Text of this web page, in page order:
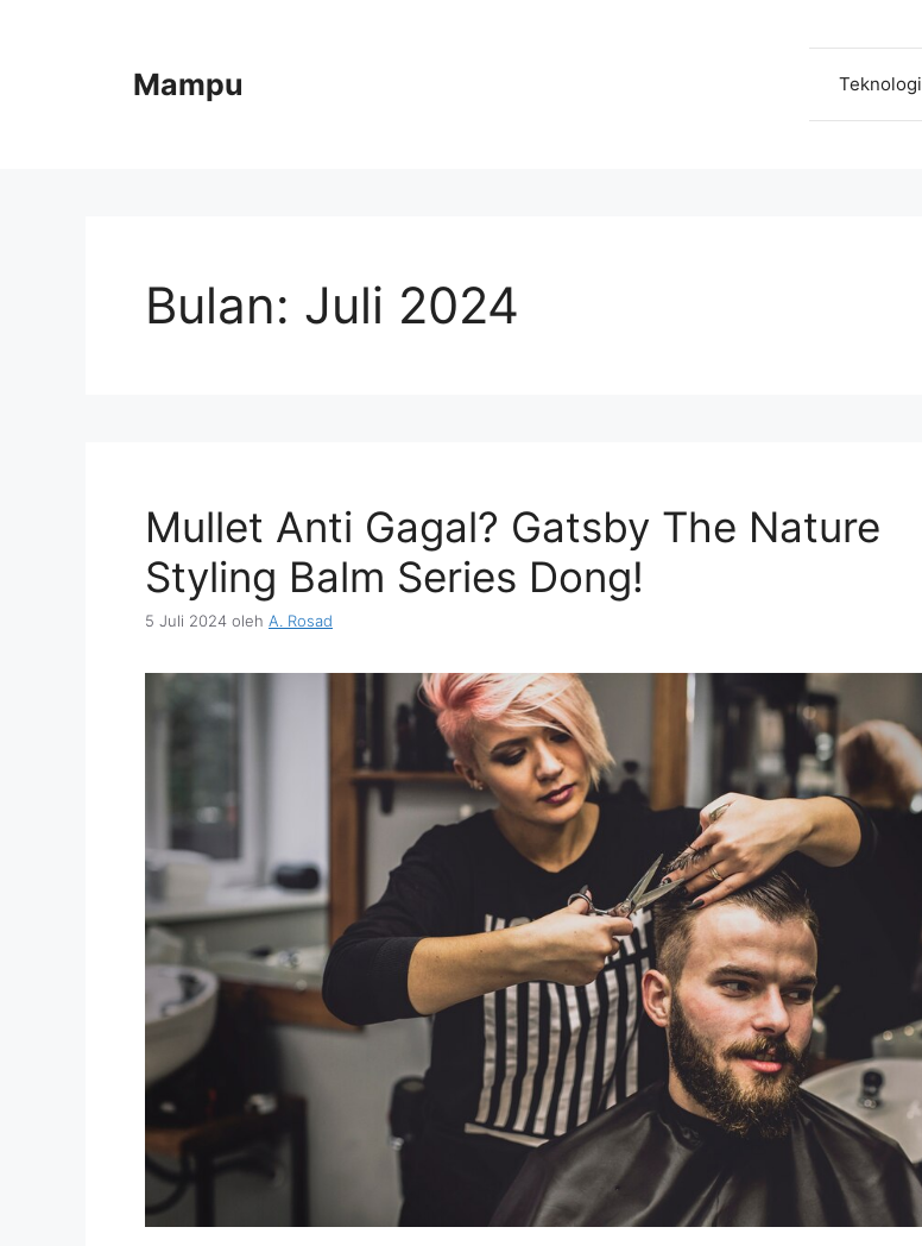
Mampu Teknologi
Bulan: Juli 2024
Mullet Anti Gagal? Gatsby The Nature
Styling Balm Series Dong!
5 Juli 2024 oleh A. Rosad